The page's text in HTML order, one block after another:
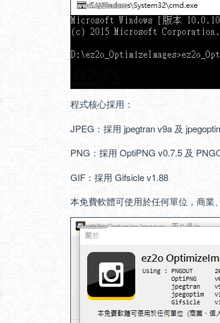
程式核心採用：
JPEG：採用 jpegtran v9a 及
PNG：採用 OptiPNG v0.7.5 及
GIF：採用 Gifsicle v1.88
本免費軟體可使用於任何單位，商業